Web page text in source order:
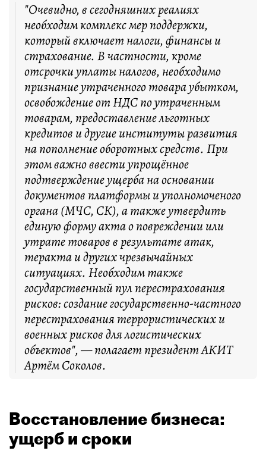
"Очевидно, в сегодняшних реалиях
необходим комплекс мер поддержки,
который включает налоги, финансы и
страхование. В частности, кроме
отсрочки уплаты налогов, необходимо
признание утраченного товара убытком,
освобождение от НДС по утраченным
товарам, предоставление льготных
кредитов и другие институты развития
на пополнение оборотных средств. При
этом важно ввести упрощённое
подтверждение ущерба на основании
документов платформы и уполномоченого
органа (МЧС, СК), а также утвердить
единую форму акта о повреждении или
утрате товаров в результате атак,
теракта и других чрезвычайных
ситуациях. Необходим также
государственный пул перестрахования
рисков: создание государственно-частного
перестрахования террористических и
военных рисков для логистических
объектов", — полагает президент АКИТ
Артём Соколов.
Восстановление бизнеса:
ущерб и сроки